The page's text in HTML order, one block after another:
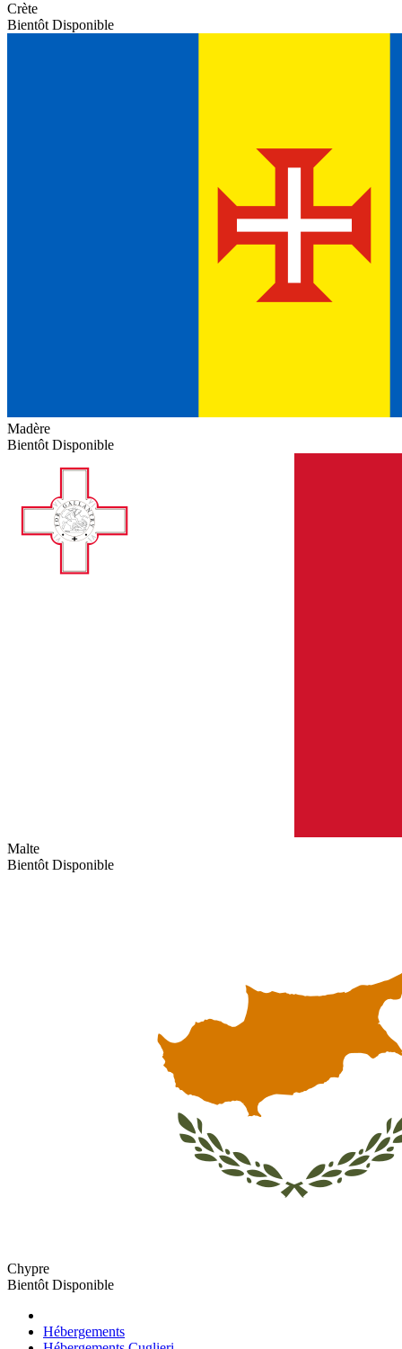
Crète
Bientôt Disponible
Madère
Bientôt Disponible
Malte
Bientôt Disponible
Chypre
Bientôt Disponible
Hébergements